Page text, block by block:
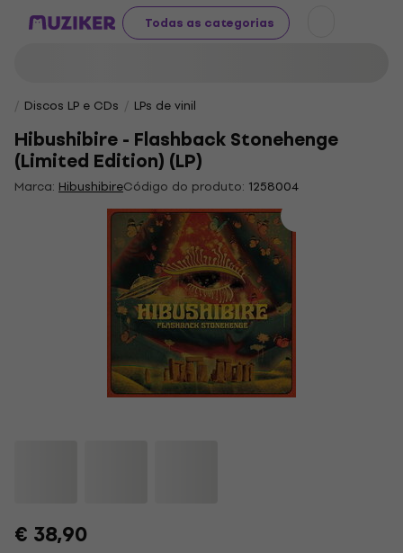
Todas as categorias
Discos LP e CDs LPs de vinil
Hibushibire - Flashback Stonehenge
(Limited Edition) (LP)
Marca: HibushibireCódigo do produto: 1258004
€ 38,90